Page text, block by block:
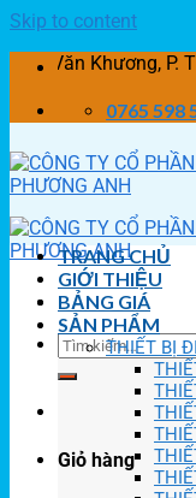
Skip to content
Văn Khương, P.
0765 598
Giỏ hàng
TRANG CHỦ
GIỚI THIỆU
BẢNG GIÁ
SẢN PHẨM
THIẾT BỊ